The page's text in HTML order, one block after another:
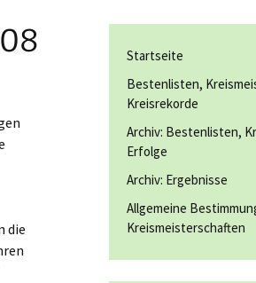
die
Startseite
Bestenlisten,
Kreisrekorde
Archiv: Bestenlisten,
Erfolge
Archiv: Ergebnisse
Allgemeine
Kreismeisterschaften